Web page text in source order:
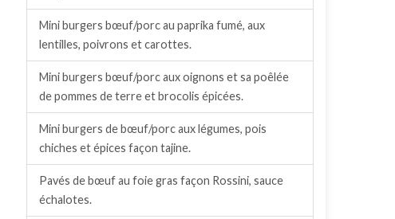
Mini burgers bœuf/porc au paprika fumé, aux
lentilles, poivrons et carottes.
Mini burgers bœuf/porc aux oignons et sa poêlée
de pommes de terre et brocolis épicées.
Mini burgers de bœuf/porc aux légumes, pois
chiches et épices façon tajine.
Pavés de bœuf au foie gras façon Rossini, sauce
échalotes.